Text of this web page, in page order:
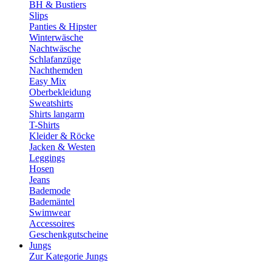
BH & Bustiers
Slips
Panties & Hipster
Winterwäsche
Nachtwäsche
Schlafanzüge
Nachthemden
Easy Mix
Oberbekleidung
Sweatshirts
Shirts langarm
T-Shirts
Kleider & Röcke
Jacken & Westen
Leggings
Hosen
Jeans
Bademode
Bademäntel
Swimwear
Accessoires
Geschenkgutscheine
Jungs
Zur Kategorie Jungs